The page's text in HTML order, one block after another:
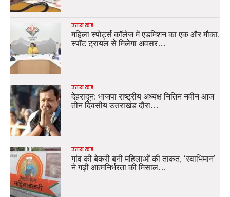
उत्तराखंड
महिला स्पोर्ट्स कॉलेज में एडमिशन का एक और मौका,
स्पॉट ट्रायल से मिलेगा अवसर…
उत्तराखंड
देहरादून: भाजपा राष्ट्रीय अध्यक्ष नितिन नवीन आज
तीन दिवसीय उत्तराखंड दौरा…
उत्तराखंड
गांव की बेकरी बनी महिलाओं की ताकत, ‘स्वाभिमान’
ने गढ़ी आत्मनिर्भरता की मिसाल…